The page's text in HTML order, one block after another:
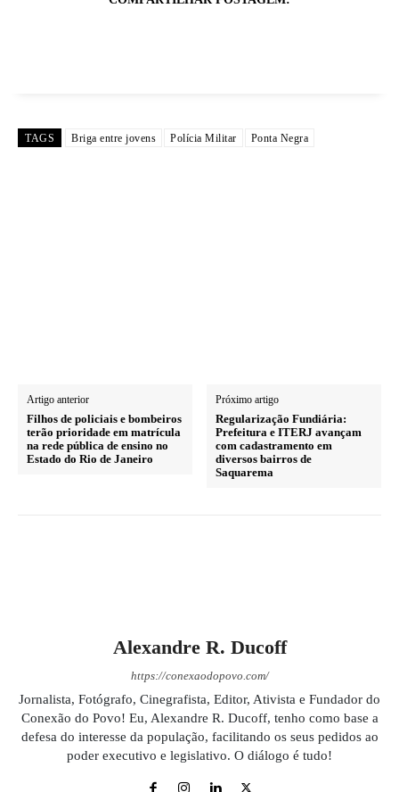
TAGS Briga entre jovens Polícia Militar Ponta Negra
Artigo anterior
Filhos de policiais e bombeiros
terão prioridade em matrícula
na rede pública de ensino no
Estado do Rio de Janeiro
Próximo artigo
Regularização Fundiária:
Prefeitura e ITERJ avançam
com cadastramento em
diversos bairros de
Saquarema
Alexandre R. Ducoff
https://conexaodopovo.com/
Jornalista, Fotógrafo, Cinegrafista, Editor, Ativista e Fundador do
Conexão do Povo! Eu, Alexandre R. Ducoff, tenho como base a
defesa do interesse da população, facilitando os seus pedidos ao
poder executivo e legislativo. O diálogo é tudo!